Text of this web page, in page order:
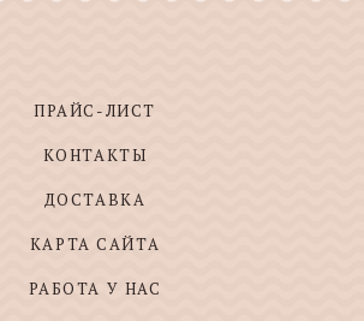
ПРАЙС-ЛИСТ
КОНТАКТЫ
ДОСТАВКА
КАРТА САЙТА
РАБОТА У НАС